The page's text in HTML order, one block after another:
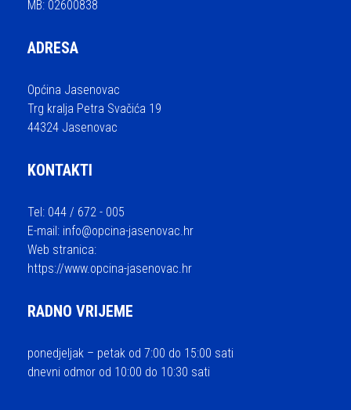
MB: 02600838
ADRESA
Općina Jasenovac
Trg kralja Petra Svačića 19
44324 Jasenovac
KONTAKTI
Tel: 044 / 672 - 005
E-mail: info@opcina-jasenovac.hr
Web stranica:
https://www.opcina-jasenovac.hr
RADNO VRIJEME
ponedjeljak – petak od 7:00 do 15:00 sati
dnevni odmor od 10:00 do 10:30 sati